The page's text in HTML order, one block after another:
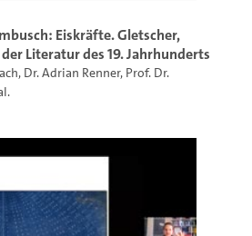
Eiskräfte. Gletscher,
Literatur des 19. Jahrhunderts
, Dr. Adrian Renner, Prof. Dr.